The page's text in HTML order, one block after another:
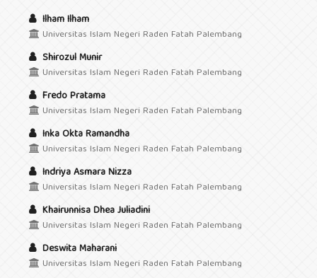
Ilham Ilham
Universitas Islam Negeri Raden Fatah Palembang
Shirozul Munir
Universitas Islam Negeri Raden Fatah Palembang
Fredo Pratama
Universitas Islam Negeri Raden Fatah Palembang
Inka Okta Ramandha
Universitas Islam Negeri Raden Fatah Palembang
Indriya Asmara Nizza
Universitas Islam Negeri Raden Fatah Palembang
Khairunnisa Dhea Juliadini
Universitas Islam Negeri Raden Fatah Palembang
Deswita Maharani
Universitas Islam Negeri Raden Fatah Palembang